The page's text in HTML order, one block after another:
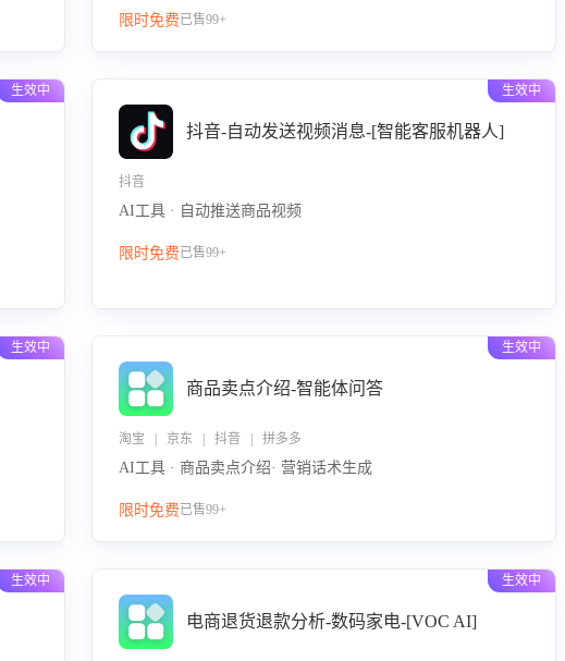
限时免费已售99+
生效中 生效中
抖音-自动发送视频消息-[智能客服机器人]
抖音
AI工具 · 自动推送商品视频
限时免费已售99+
生效中 生效中
商品卖点介绍-智能体问答
淘宝 | 京东 | 抖音 | 拼多多
AI工具 · 商品卖点介绍· 营销话术生成
限时免费已售99+
生效中 生效中
电商退货退款分析-数码家电-[VOC AI]